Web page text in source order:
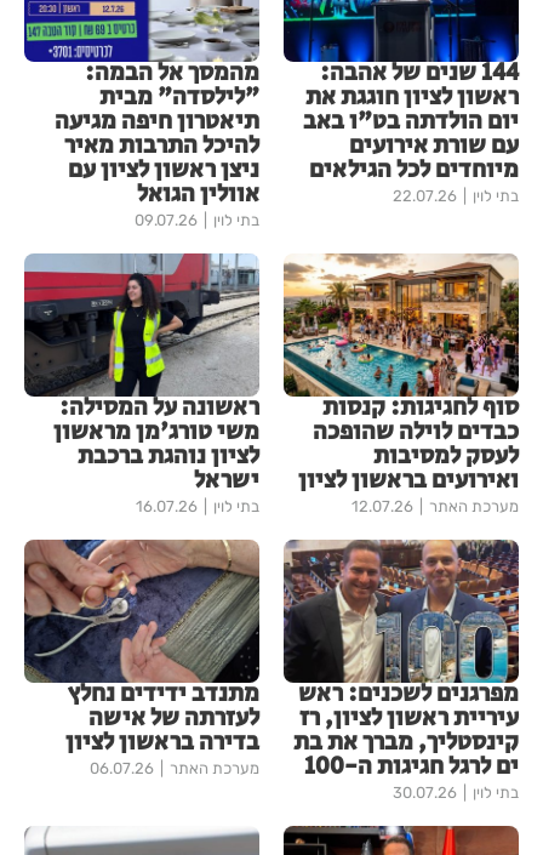
144 שנים של אהבה:
ראשון לציון חוגגת את
יום הולדתה בט"ו באב
עם שורת אירועים
מיוחדים לכל הגילאים
בתי לוין 22.07.26
מהמסך אל הבמה:
"לילסדה" מבית
תיאטרון חיפה מגיעה
להיכל התרבות מאיר
ניצן ראשון לציון עם
אוולין הגואל
בתי לוין 09.07.26
סוף לחגיגות: קנסות
כבדים לוילה שהופכה
לעסק למסיבות
ואירועים בראשון לציון
מערכת האתר 12.07.26
ראשונה על המסילה:
משי טורג'מן מראשון
לציון נוהגת ברכבת
ישראל
בתי לוין 16.07.26
מפרגנים לשכנים: ראש
עיריית ראשון לציון, רז
קינסטליך, מברך את בת
ים לרגל חגיגות ה-100
בתי לוין 30.07.26
מתנדב ידידים נחלץ
לעזרתה של אישה
בדירה בראשון לציון
מערכת האתר 06.07.26